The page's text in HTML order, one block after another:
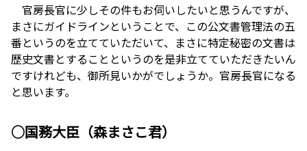
官房長官に少しその件もお伺いしたいと思うんですが、
まさにガイドラインということで、この公文書管理法の五
番というのを立てていただいて、まさに特定秘密の文書は
歴史文書とすることというのを是非立てていただきたいん
ですけれども、御所見いかがでしょうか。官房長官になる
と思います。
○国務大臣（森まさこ君）